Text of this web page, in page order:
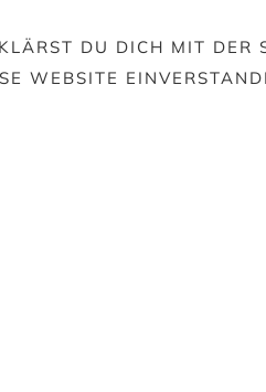
DU DICH MIT DER
WEBSITE